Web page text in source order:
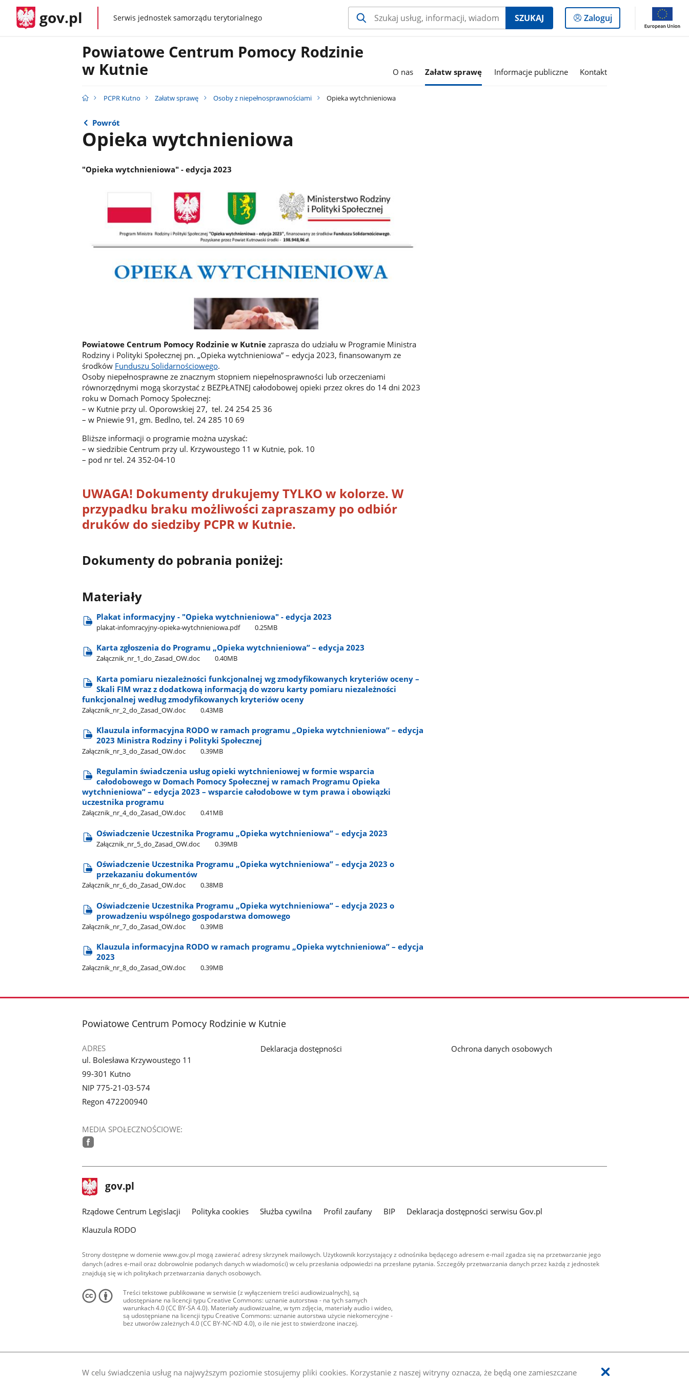
W celu świadczenia usług na najwyższym poziomie stosujemy pliki cookies. Korzystanie z naszej witryny oznacza, że będą one zamieszczane
gov.pl gov.plSerwis jednostek samorządu terytorialnego SZUKAJ
Logowanie
do
Zaloguj
Powiatowe Centrum Pomocy Rodzinie
w Kutnie
O nas Załatw sprawę Informacje publiczne Kontakt
PCPR Kutno Załatw sprawę Osoby z niepełnosprawnościami Opieka wytchnieniowa
Powrót
Opieka wytchnieniowa
"Opieka wytchnieniowa" - edycja 2023
Powiatowe Centrum Pomocy Rodzinie w Kutniezaprasza do udziału w Programie Ministra
Rodziny i Polityki Społecznej pn. „Opieka wytchnieniowa” – edycja 2023, finansowanym ze
środków Funduszu Solidarnościowego.
Osoby niepełnosprawne ze znacznym stopniem niepełnosprawności lub orzeczeniami
równorzędnymi mogą skorzystać z BEZPŁATNEJ całodobowej opieki przez okres do 14 dni 2023
roku w Domach Pomocy Społecznej:
– w Kutnie przy ul. Oporowskiej 27, tel. 24 254 25 36
– w Pniewie 91, gm. Bedlno, tel. 24 285 10 69
Bliższe informacji o programie można uzyskać:
– w siedzibie Centrum przy ul. Krzywoustego 11 w Kutnie, pok. 10
– pod nr tel. 24 352-04-10
UWAGA! Dokumenty drukujemy TYLKO w kolorze. W
przypadku braku możliwości zapraszamy po odbiór
druków do siedziby PCPR w Kutnie.
Dokumenty do pobrania poniżej:
Materiały
Plakat informacyjny - "Opieka wytchnieniowa" - edycja 2023
plakat-infomracyjny-opieka-wytchnieniowa.pdf 0.25MB
Karta zgłoszenia do Programu „Opieka wytchnieniowa” – edycja 2023
Załącznik​_nr​_1​_do​_Zasad​_OW.doc 0.40MB
Karta pomiaru niezależności funkcjonalnej wg zmodyfikowanych kryteriów oceny –
Skali FIM wraz z dodatkową informacją do wzoru karty pomiaru niezależności
funkcjonalnej według zmodyfikowanych kryteriów oceny
Załącznik​_nr​_2​_do​_Zasad​_OW.doc 0.43MB
Klauzula informacyjna RODO w ramach programu „Opieka wytchnieniowa” – edycja
2023 Ministra Rodziny i Polityki Społecznej
Załącznik​_nr​_3​_do​_Zasad​_OW.doc 0.39MB
Regulamin świadczenia usług opieki wytchnieniowej w formie wsparcia
całodobowego w Domach Pomocy Społecznej w ramach Programu Opieka
wytchnieniowa” – edycja 2023 – wsparcie całodobowe w tym prawa i obowiązki
uczestnika programu
Załącznik​_nr​_4​_do​_Zasad​_OW.doc 0.41MB
Oświadczenie Uczestnika Programu „Opieka wytchnieniowa” – edycja 2023
Załącznik​_nr​_5​_do​_Zasad​_OW.doc 0.39MB
Oświadczenie Uczestnika Programu „Opieka wytchnieniowa” – edycja 2023 o
przekazaniu dokumentów
Załącznik​_nr​_6​_do​_Zasad​_OW.doc 0.38MB
Oświadczenie Uczestnika Programu „Opieka wytchnieniowa” – edycja 2023 o
prowadzeniu wspólnego gospodarstwa domowego
Załącznik​_nr​_7​_do​_Zasad​_OW.doc 0.39MB
Klauzula informacyjna RODO w ramach programu „Opieka wytchnieniowa” – edycja
2023
Załącznik​_nr​_8​_do​_Zasad​_OW.doc 0.39MB
stopka
Powiatowe Centrum Pomocy Rodzinie w Kutnie
ADRES
ul. Bolesława Krzywoustego 11
99-301 Kutno
NIP 775-21-03-574
Regon 472200940
MEDIA SPOŁECZNOŚCIOWE:
Deklaracja dostępności Ochrona danych osobowych
stopka
gov.pl Strona
gov.pl
Rządowe Centrum Legislacji Polityka cookies Służba cywilna Profil zaufany BIP
Deklaracja dostępności serwisu Gov.pl
Klauzula RODO
Strony dostępne w domenie www.gov.pl mogą zawierać adresy skrzynek mailowych. Użytkownik korzystający z odnośnika będącego adresem e-mail zgadza się na przetwarzanie jego
danych (adres e-mail oraz dobrowolnie podanych danych w wiadomości) w celu przesłania odpowiedzi na przesłane pytania. Szczegóły przetwarzania danych przez każdą z jednostek
znajdują się w ich politykach przetwarzania danych osobowych.
Treści tekstowe publikowane w serwisie (z wyłączeniem treści audiowizualnych), są
udostępniane na licencji typu Creative Commons: uznanie autorstwa - na tych samych
warunkach 4.0 (CC BY-SA 4.0). Materiały audiowizualne, w tym zdjęcia, materiały audio i wideo,
są udostępniane na licencji typu Creative Commons: uznanie autorstwa użycie niekomercyjne -
bez utworów zależnych 4.0 (CC BY-NC-ND 4.0), o ile nie jest to stwierdzone inaczej.